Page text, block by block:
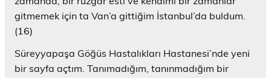
gitmemek için ta Van’a gittiğim İstanbul’da buldum.
(16)
Süreyyapaşa Göğüs Hastalıkları Hastanesi’nde yeni
bir sayfa açtım. Tanımadığım, tanınmadığım bir